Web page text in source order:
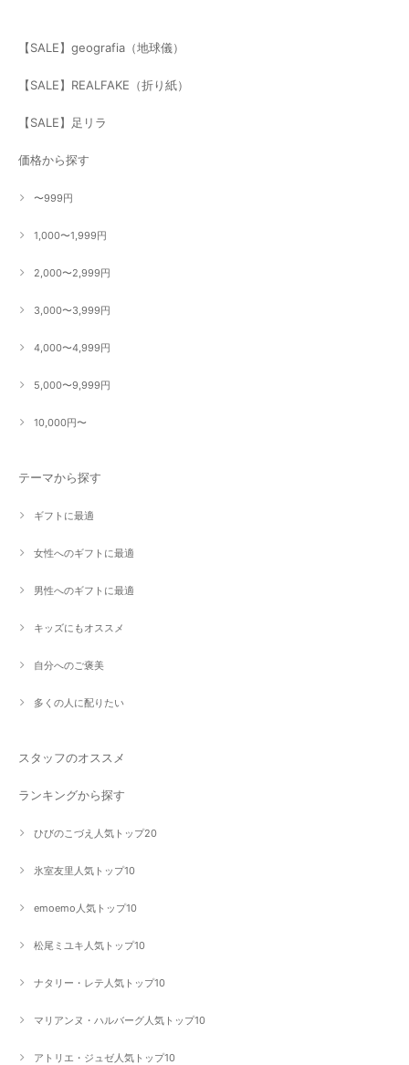
【SALE】geografia（地球儀）
【SALE】REALFAKE（折り紙）
【SALE】足リラ
価格から探す
〜999円
1,000〜1,999円
2,000〜2,999円
3,000〜3,999円
4,000〜4,999円
5,000〜9,999円
10,000円〜
テーマから探す
ギフトに最適
女性へのギフトに最適
男性へのギフトに最適
キッズにもオススメ
自分へのご褒美
多くの人に配りたい
スタッフのオススメ
ランキングから探す
ひびのこづえ人気トップ20
氷室友里人気トップ10
emoemo人気トップ10
松尾ミユキ人気トップ10
ナタリー・レテ人気トップ10
マリアンヌ・ハルバーグ人気トップ10
アトリエ・ジュゼ人気トップ10